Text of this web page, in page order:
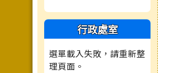
行政處室
選單載入失敗，請重新整
理頁面。